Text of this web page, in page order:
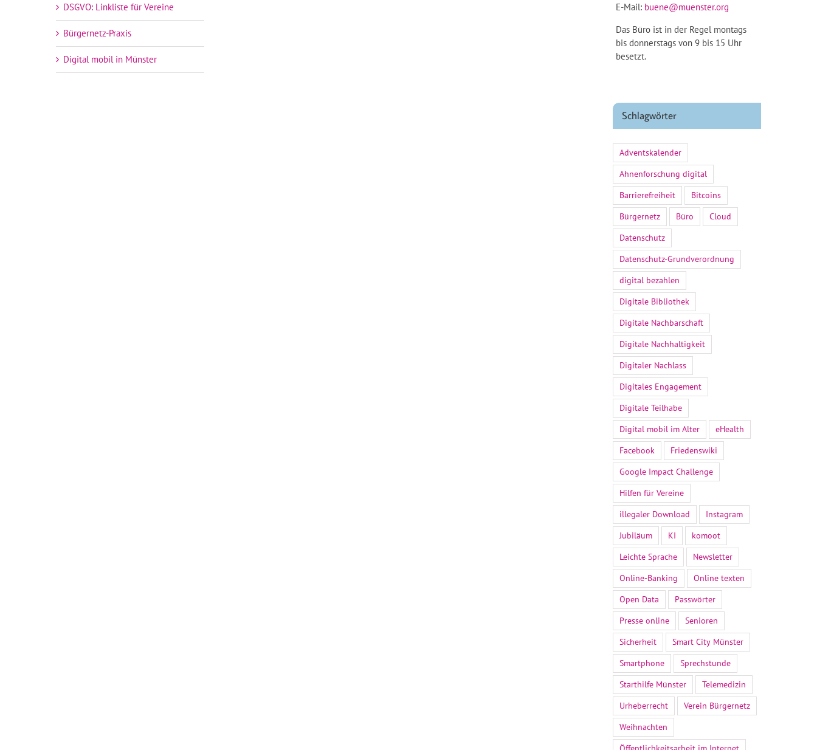
DSGVO: Linkliste für Vereine
Bürgernetz-Praxis
Digital mobil in Münster
E-Mail: buene@muenster.org
Das Büro ist in der Regel montags
bis donnerstags von 9 bis 15 Uhr
besetzt.
Schlagwörter
Adventskalender
Ahnenforschung digital
Barrierefreiheit
Bitcoins
Bürgernetz
Büro
Cloud
Datenschutz
Datenschutz-Grundverordnung
digital bezahlen
Digitale Bibliothek
Digitale Nachbarschaft
Digitale Nachhaltigkeit
Digitaler Nachlass
Digitales Engagement
Digitale Teilhabe
Digital mobil im Alter
eHealth
Facebook
Friedenswiki
Google Impact Challenge
Hilfen für Vereine
illegaler Download
Instagram
Jubiläum
KI
komoot
Leichte Sprache
Newsletter
Online-Banking
Online texten
Open Data
Passwörter
Presse online
Senioren
Sicherheit
Smart City Münster
Smartphone
Sprechstunde
Starthilfe Münster
Telemedizin
Urheberrecht
Verein Bürgernetz
Weihnachten